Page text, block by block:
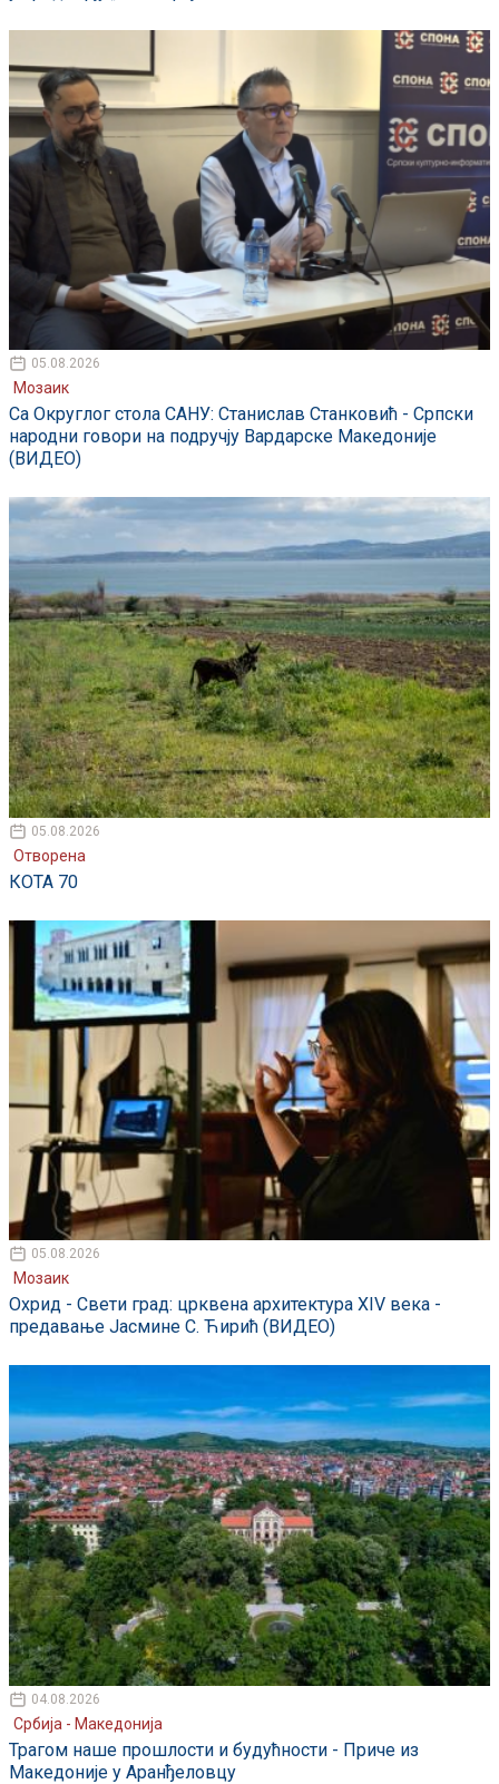
05.08.2026
Мозаик
Са Округлог стола САНУ: Станислав Станковић - Српски
народни говори на подручју Вардарске Македоније
(ВИДЕО)
05.08.2026
Отворена
КОТА 70
05.08.2026
Мозаик
Охрид - Свети град: црквена архитектура XIV века -
предавање Јасмине С. Ћирић (ВИДЕО)
04.08.2026
Србија - Македонија
Трагом наше прошлости и будућности - Приче из
Македоније у Аранђеловцу